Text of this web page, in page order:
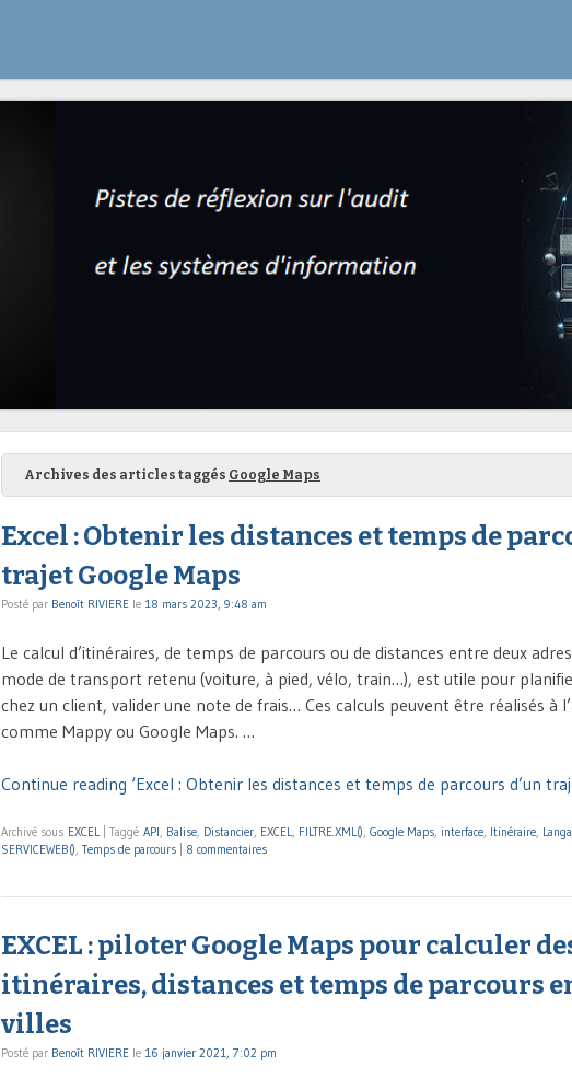
Archives des articles taggés Google Maps
Excel : Obtenir les distances et temps de
trajet Google Maps
Posté par Benoît RIVIERE le 18 mars 2023, 9:48 am
Le calcul d’itinéraires, de temps de parcours ou de distances entre deux
mode de transport retenu (voiture, à pied, vélo, train…), est utile pour
chez un client, valider une note de frais… Ces calculs peuvent être réalisés à
comme Mappy ou Google Maps. …
Continue reading ‘Excel : Obtenir les distances et temps de parcours d’un
Archivé sous EXCEL Taggé API, Balise, Distancier, EXCEL, FILTRE.XML(), Google Maps, interface, Itinéraire,
SERVICEWEB(), Temps de parcours 8 commentaires
EXCEL : piloter Google Maps pour calculer
itinéraires, distances et temps de parcours
villes
Posté par Benoît RIVIERE le 16 janvier 2021, 7:02 pm